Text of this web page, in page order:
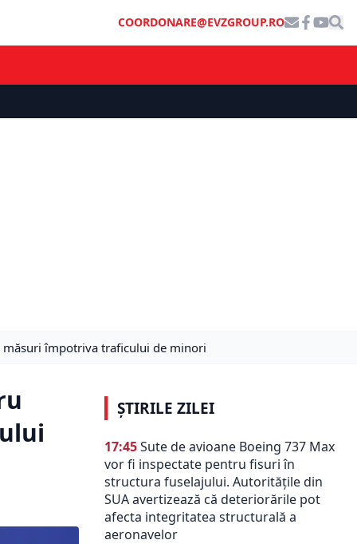
COORDONARE@EVZGROUP.RO
măsuri împotriva traficului de minori
ȘTIRILE ZILEI
17:45Sute de avioane Boeing 737 Max
vor fi inspectate pentru fisuri în
structura fuselajului. Autoritățile din
SUA avertizează că deteriorările pot
afecta integritatea structurală a
aeronavelor